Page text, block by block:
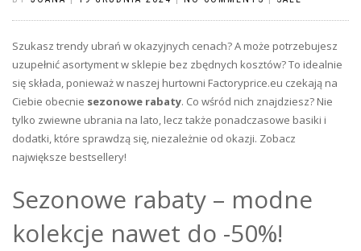
Szukasz trendy ubrań w okazyjnych cenach? A może potrzebujesz
uzupełnić asortyment w sklepie bez zbędnych kosztów? To idealnie
się składa, ponieważ w naszej hurtowni Factoryprice.eu czekają na
Ciebie obecnie sezonowe rabaty. Co wśród nich znajdziesz? Nie
tylko zwiewne ubrania na lato, lecz także ponadczasowe basiki i
dodatki, które sprawdzą się, niezależnie od okazji. Zobacz
największe bestsellery!
Sezonowe rabaty – modne
kolekcje nawet do -50%!